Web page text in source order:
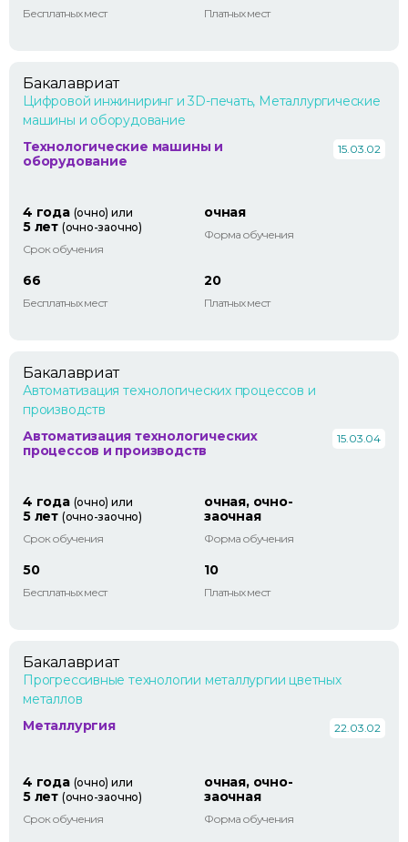
Бесплатных мест Платных мест
Бакалавриат
Цифровой инжиниринг и 3D-печать, Металлургические
машины и оборудование
Технологические машины и
оборудование
15.03.02
4 года (очно) или
5 лет (очно-заочно)
Срок обучения
очная
Форма обучения
66
Бесплатных мест
20
Платных мест
Бакалавриат
Автоматизация технологических процессов и
производств
Автоматизация технологических
процессов и производств
15.03.04
4 года (очно) или
5 лет (очно-заочно)
Срок обучения
очная, очно-
заочная
Форма обучения
50
Бесплатных мест
10
Платных мест
Бакалавриат
Прогрессивные технологии металлургии цветных
металлов
Металлургия
22.03.02
4 года (очно) или
5 лет (очно-заочно)
Срок обучения
очная, очно-
заочная
Форма обучения